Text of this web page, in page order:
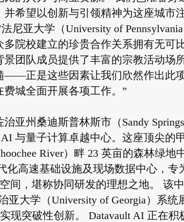
并希望以创新与引领精神为这座城市
尼亚大学（University of
多院校建立的珍贵合作关系拥有无可
团队成员提供了丰富的宗教活动场
——正是这些因素让我们欣然作出此
城全面开展各项工作。”
亚州桑迪斯普林斯市（Sandy
AI 与量子计算卓越中心。这座顶尖的
River）畔 23 英亩的森林绿地
化高速基础设施及现场数据中心，专
间，堪称协同研发的理想之地。 该
治亚大学（University of Georgia）系
现突破性创新。 Datavault AI 正在